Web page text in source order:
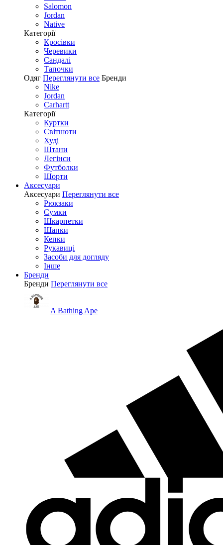
Salomon
Jordan
Native
Категорії
Кросівки
Черевики
Сандалі
Tапочки
Одяг Переглянути все Бренди
Nike
Jordan
Carhartt
Категорії
Куртки
Світшоти
Худі
Штани
Легінси
Футболки
Шорти
Аксесуари
Аксесуари Переглянути все
Рюкзаки
Сумки
Шкарпетки
Шапки
Кепки
Рукавиці
Засоби для догляду
Інше
Бренди
Бренди Переглянути все
A Bathing Ape